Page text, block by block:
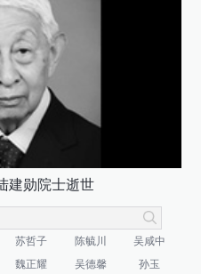
建勋院士逝世
苏哲子 陈毓川
吴咸中
魏正耀 吴德馨 孙玉